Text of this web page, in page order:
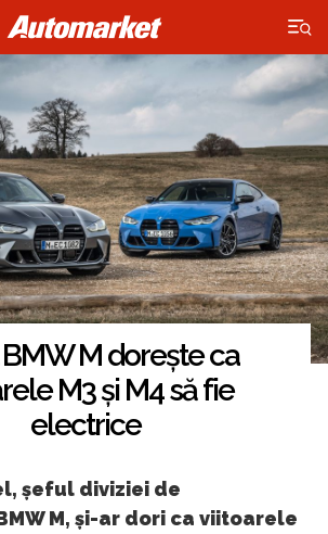
×
M dorește ca
M3 și M4 să fie
electrice
șeful diviziei de
M, și-ar dori ca viitoarele